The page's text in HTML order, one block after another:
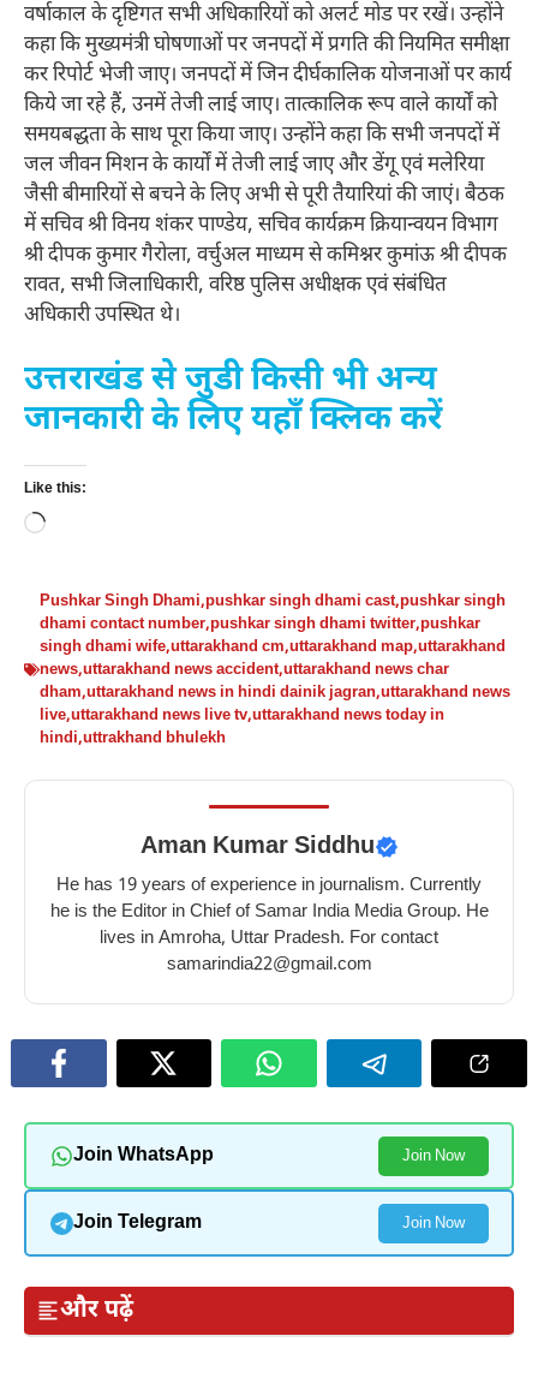
वर्षाकाल के दृष्टिगत सभी अधिकारियों को अलर्ट मोड पर रखें। उन्होंने
कहा कि मुख्यमंत्री घोषणाओं पर जनपदों में प्रगति की नियमित समीक्षा
कर रिपोर्ट भेजी जाए। जनपदों में जिन दीर्घकालिक योजनाओं पर कार्य
किये जा रहे हैं, उनमें तेजी लाई जाए। तात्कालिक रूप वाले कार्यों को
समयबद्धता के साथ पूरा किया जाए। उन्होंने कहा कि सभी जनपदों में
जल जीवन मिशन के कार्यों में तेजी लाई जाए और डेंगू एवं मलेरिया
जैसी बीमारियों से बचने के लिए अभी से पूरी तैयारियां की जाएं। बैठक
में सचिव श्री विनय शंकर पाण्डेय, सचिव कार्यक्रम क्रियान्वयन विभाग
श्री दीपक कुमार गैरोला, वर्चुअल माध्यम से कमिश्नर कुमांऊ श्री दीपक
रावत, सभी जिलाधिकारी, वरिष्ठ पुलिस अधीक्षक एवं संबंधित
अधिकारी उपस्थित थे।
उत्तराखंड से जुडी किसी भी अन्य
जानकारी के लिए यहाँ क्लिक करें
Like this:
Loading…
Pushkar Singh Dhami,pushkar singh dhami cast,pushkar singh
dhami contact number,pushkar singh dhami twitter,pushkar
singh dhami wife,uttarakhand cm,uttarakhand map,uttarakhand
news,uttarakhand news accident,uttarakhand news char
dham,uttarakhand news in hindi dainik jagran,uttarakhand news
live,uttarakhand news live tv,uttarakhand news today in
hindi,uttrakhand bhulekh
Aman Kumar Siddhu
He has 19 years of experience in journalism. Currently
he is the Editor in Chief of Samar India Media Group. He
lives in Amroha, Uttar Pradesh. For contact
samarindia22@gmail.com
Join WhatsApp Join Now
Join Telegram Join Now
और पढ़ें